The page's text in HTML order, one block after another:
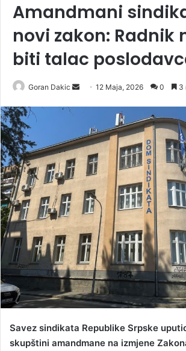
Amandmani
novi zakon: Radnik
biti talac
Goran Dakic
a
m
a
l
12 Maja, 2026 0 3
Savez sindikata Republike Srpske
skupštini amandmane na izmjene